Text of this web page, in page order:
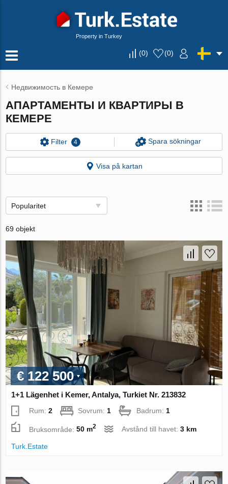
Property in Turkey
(0) (0)
Недвижимость в Кемере
АПАРТАМЕНТЫ И КВАРТИРЫ В
КЕМЕРЕ
Filter 4 Spara sökningar
Visa på kartan
Popularitet
69 objekt
€ 122 500
1+1 Lägenhet i Kemer, Antalya, Turkiet Nr. 213832
Rum:2 Sovrum: 1 Badrum: 1
Bruksområde:50 m2 Avstånd till havet:3 km
Turk.Estate